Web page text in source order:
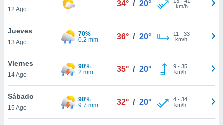
de
disponible
cookies
aceptar
12 Ago
34° / 20°
km/h
Jueves
13 Ago
70%
0.2 mm
36° / 20° 11 - 33
km/h
Viernes
14 Ago
90%
2 mm
35° / 20° 9- 35
km/h
Sábado
15 Ago
90%
9.7 mm
32° / 20° 4- 34
km/h